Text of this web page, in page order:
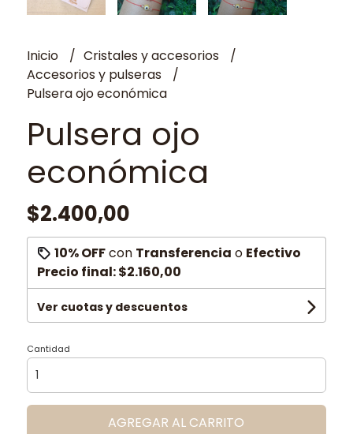
Inicio
Cristales y accesorios
Accesorios y pulseras
Pulsera ojo económica
Pulsera ojo
económica
$2.400,00
10% OFFcon Transferencia o Efectivo
Precio final:$2.160,00
Ver cuotas y descuentos
Cantidad
AGREGAR AL CARRITO